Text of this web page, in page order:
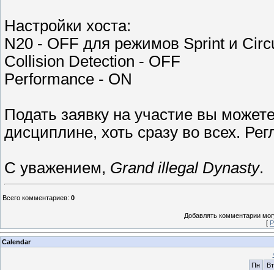
Настройки хоста:
N20 - OFF для режимов Sprint и
Collision Detection - OFF
Performance - ON
Подать заявку на участие вы
дисциплине, хоть сразу во всех.
C уважением, Grand illegal Dynasty.
Всего комментариев: 0
Добавлять комментарии
[
Calendar
Пн
Вт